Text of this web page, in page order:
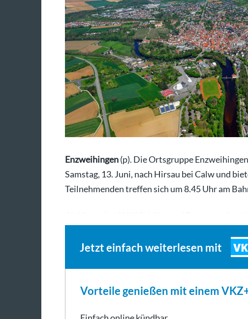
Enzweihingen(p). Die Ortsgruppe
Samstag, 13. Juni, nach Hirsau bei Calw und
Teilnehmenden treffen sich um 8.45 Uhr am
Jetzt einfach weiterlesen mit
Vorteile genießen mit einem